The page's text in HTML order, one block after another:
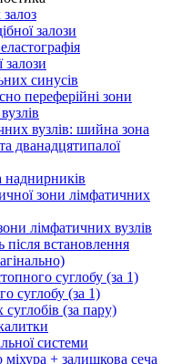
залози
залози
синусів
переферійні зони
вузлів: шийна зона
дванадцятипалої
зони лімфатичних
лімфатичних вузлів
встановлення
суглобу (за 1)
суглобу (за 1)
(за пару)
системи
+ залишкова сеча